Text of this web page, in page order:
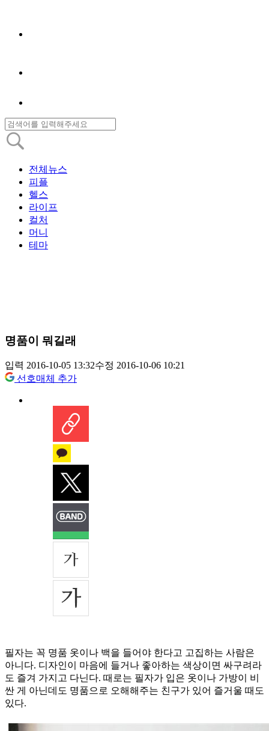
전체뉴스
피플
헬스
라이프
컬처
머니
테마
명품이 뭐길래
입력 2016-10-05 13:32수정 2016-10-06 10:21
선호매체 추가
필자는 꼭 명품 옷이나 백을 들어야 한다고 고집하는 사람은
아니다. 디자인이 마음에 들거나 좋아하는 색상이면 싸구려라
도 즐겨 가지고 다닌다. 때로는 필자가 입은 옷이나 가방이 비
싼 게 아닌데도 명품으로 오해해주는 친구가 있어 즐거울 때도
있다.